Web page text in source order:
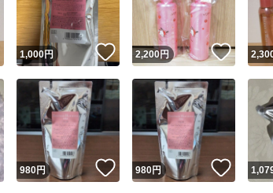
Yahoo!フリマが定めた一定の基
安心取引出品者
安心取引出品者
取引実績
こ
商品画像の 無断転載は
いいね！
1,000円 いいね！
2,200円 いいね
いいね！
980円 いいね！
980円 いい